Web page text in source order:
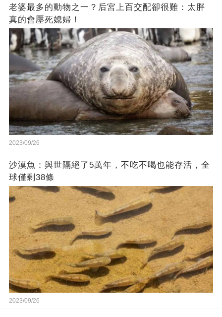
老婆最多的動物之一？后宮上百交配卻很難：太胖
真的會壓死媳婦！
2023/09/26
沙漠魚：與世隔絕了5萬年，不吃不喝也能存活，全
球僅剩38條
2023/09/26